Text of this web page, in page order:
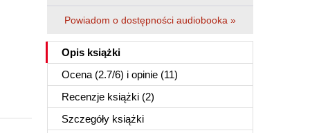
Powiadom o dostępności audiobooka »
Opis książki
Ocena (2.7/6) i opinie (11)
Recenzje książki (2)
Szczegóły książki